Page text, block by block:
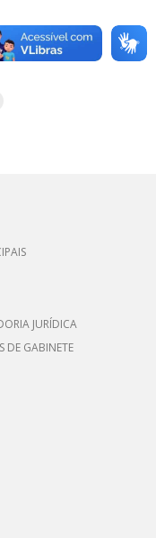
JURÍDICA
DE GABINETE